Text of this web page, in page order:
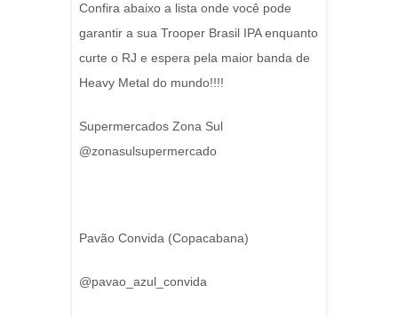
Confira abaixo a lista onde você pode
garantir a sua Trooper Brasil IPA enquanto
curte o RJ e espera pela maior banda de
Heavy Metal do mundo!!!!
Supermercados Zona Sul
@zonasulsupermercado
Pavão Convida (Copacabana)
@pavao_azul_convida